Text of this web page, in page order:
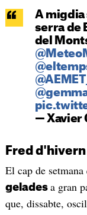
A migdia
serra de
del
— Xavier
Fred
El cap de setmana
gelades a gran
que, dissabte,